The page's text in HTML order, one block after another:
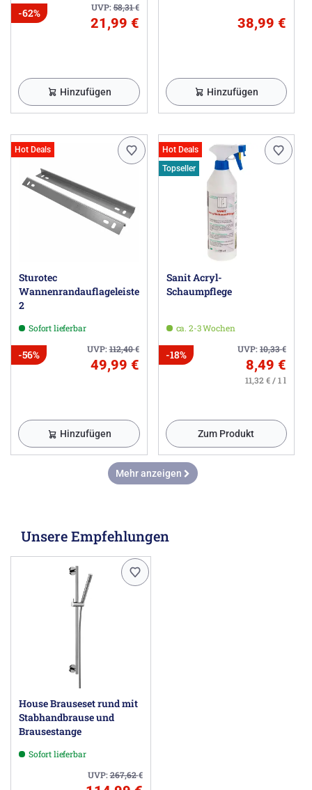
UVP:58,31€
-62%
21,99 €
Hinzufügen
38,99 €
Hinzufügen
Hot Deals
Sturotec
Wannenrandauflageleisten
2
Sofort lieferbar
UVP:112,40€
-56%
49,99 €
Hinzufügen
Hot Deals
Topseller
Sanit Acryl-
Schaumpflege
ca. 2-3 Wochen
UVP:10,33€
-18%
8,49 €
11,32 € / 1 l
Zum Produkt
Mehr anzeigen
Unsere Empfehlungen
House Brauseset rund mit
Stabhandbrause und
Brausestange
Sofort lieferbar
UVP:267,62€